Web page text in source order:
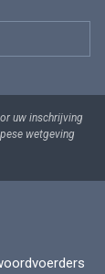
uw inschrijving
wetgeving